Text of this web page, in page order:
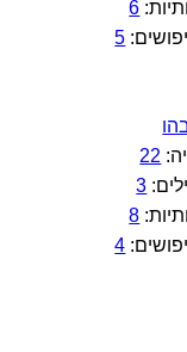
6
5
22
3
8
4